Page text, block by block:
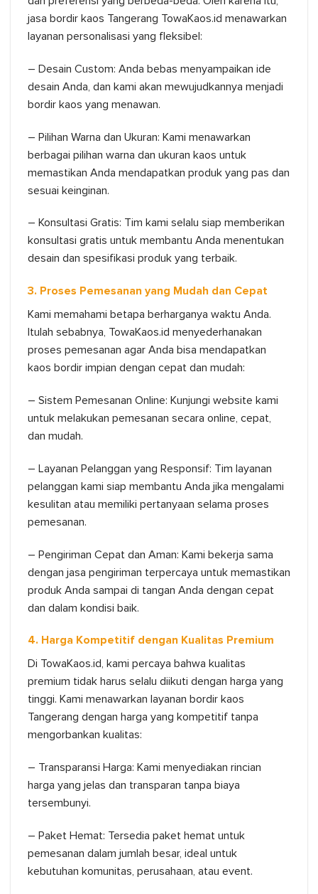
jasa bordir kaos Tangerang TowaKaos.id menawarkan
layanan personalisasi yang fleksibel:
– Desain Custom: Anda bebas menyampaikan ide
desain Anda, dan kami akan mewujudkannya menjadi
bordir kaos yang menawan.
– Pilihan Warna dan Ukuran: Kami menawarkan
berbagai pilihan warna dan ukuran kaos untuk
memastikan Anda mendapatkan produk yang pas dan
sesuai keinginan.
– Konsultasi Gratis: Tim kami selalu siap memberikan
konsultasi gratis untuk membantu Anda menentukan
desain dan spesifikasi produk yang terbaik.
3. Proses Pemesanan yang Mudah dan Cepat
Kami memahami betapa berharganya waktu Anda.
Itulah sebabnya, TowaKaos.id menyederhanakan
proses pemesanan agar Anda bisa mendapatkan
kaos bordir impian dengan cepat dan mudah:
– Sistem Pemesanan Online: Kunjungi website kami
untuk melakukan pemesanan secara online, cepat,
dan mudah.
– Layanan Pelanggan yang Responsif: Tim layanan
pelanggan kami siap membantu Anda jika mengalami
kesulitan atau memiliki pertanyaan selama proses
pemesanan.
– Pengiriman Cepat dan Aman: Kami bekerja sama
dengan jasa pengiriman terpercaya untuk memastikan
produk Anda sampai di tangan Anda dengan cepat
dan dalam kondisi baik.
4. Harga Kompetitif dengan Kualitas Premium
Di TowaKaos.id, kami percaya bahwa kualitas
premium tidak harus selalu diikuti dengan harga yang
tinggi. Kami menawarkan layanan bordir kaos
Tangerang dengan harga yang kompetitif tanpa
mengorbankan kualitas:
– Transparansi Harga: Kami menyediakan rincian
harga yang jelas dan transparan tanpa biaya
tersembunyi.
– Paket Hemat: Tersedia paket hemat untuk
pemesanan dalam jumlah besar, ideal untuk
kebutuhan komunitas, perusahaan, atau event.